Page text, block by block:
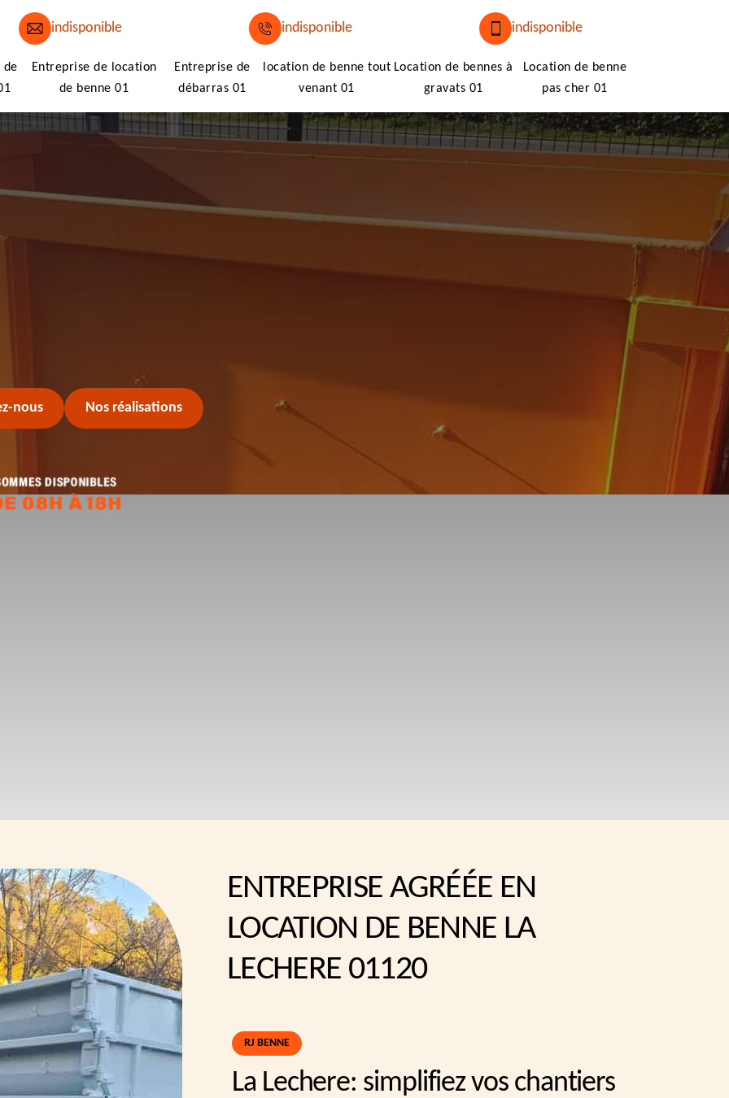
indisponible indisponible indisponible
de
Entreprise de location
de benne 01
Entreprise de
débarras 01
location de benne tout
venant 01
Location de bennes à
gravats 01
Location de benne
pas cher 01
nous Nos réalisations
ENTREPRISE AGRÉÉE EN
LOCATION DE BENNE LA
LECHERE 01120
RJ BENNE
La Lechere: simplifiez vos chantiers